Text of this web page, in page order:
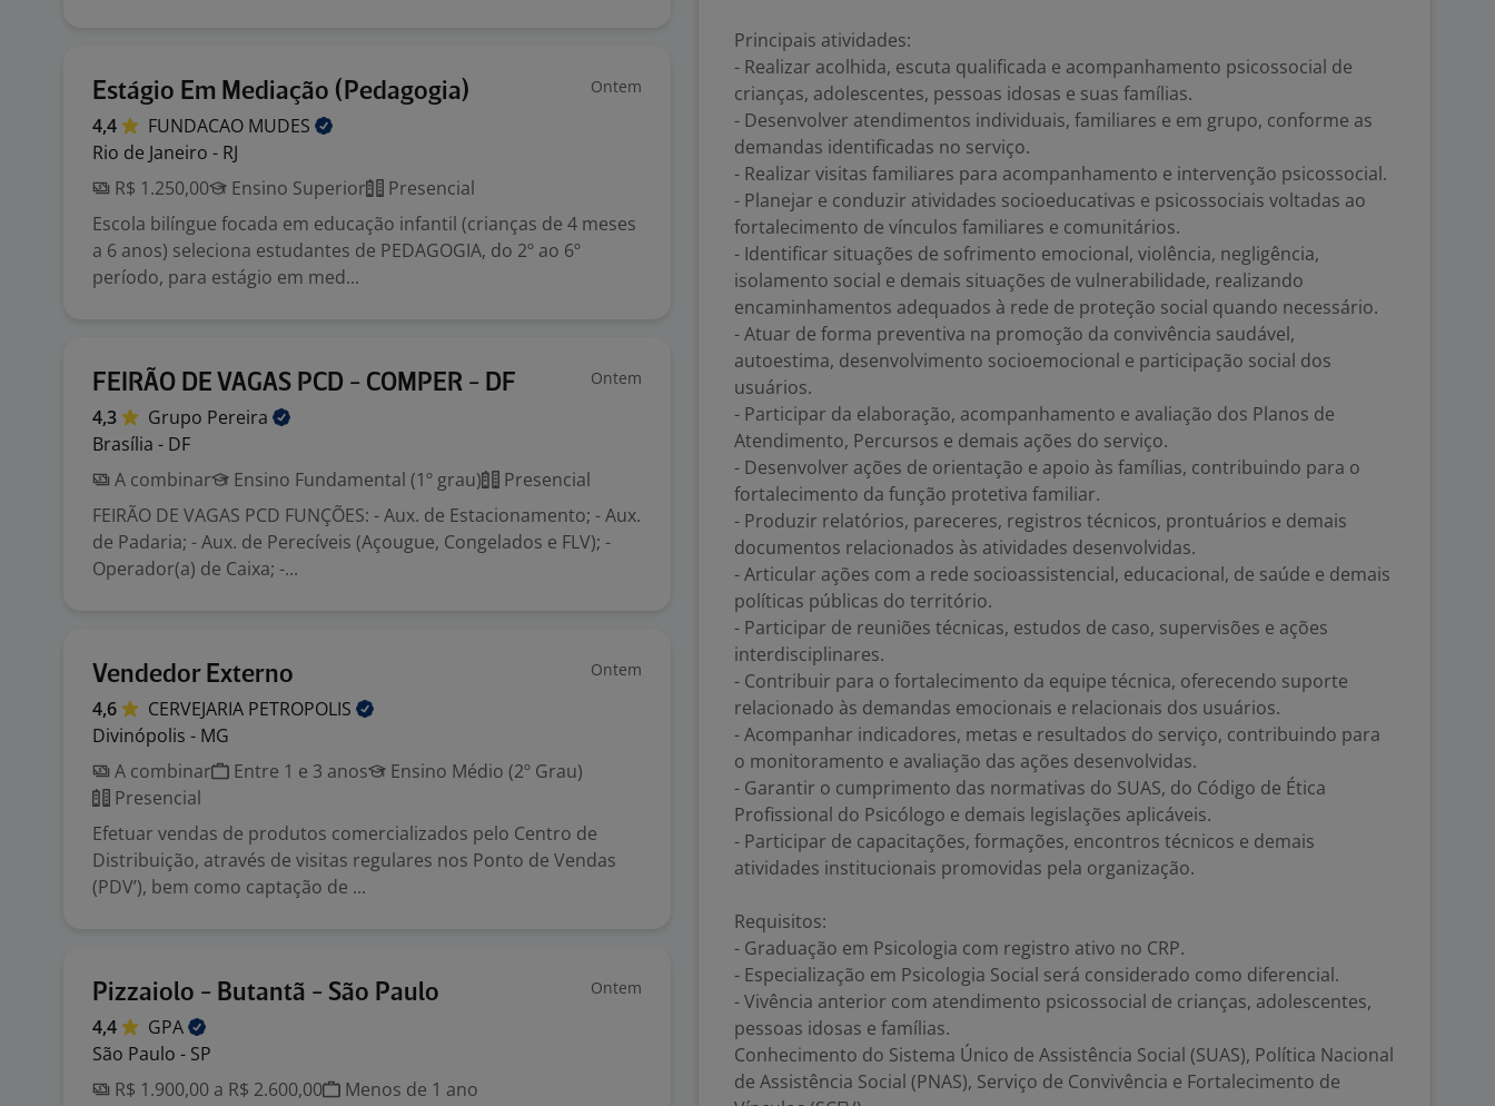
Estágio Em Mediação (Pedagogia) Ontem
4,4 FUNDACAO MUDES
Rio de Janeiro - RJ
R$ 1.250,00
Ensino Superior
Presencial
Escola bilíngue focada em educação infantil (crianças de 4 meses
a 6 anos) seleciona estudantes de PEDAGOGIA, do 2º ao 6º
período, para estágio em med...
FEIRÃO DE VAGAS PCD - COMPER - DF Ontem
4,3 Grupo Pereira
Brasília - DF
A combinar
Ensino Fundamental (1º grau)
Presencial
FEIRÃO DE VAGAS PCD FUNÇÕES: - Aux. de Estacionamento; - Aux.
de Padaria; - Aux. de Perecíveis (Açougue, Congelados e FLV); -
Operador(a) de Caixa; -...
Vendedor Externo Ontem
4,6 CERVEJARIA PETROPOLIS
Divinópolis - MG
A combinar
Entre 1 e 3 anos
Ensino Médio (2º Grau)
Presencial
Efetuar vendas de produtos comercializados pelo Centro de
Distribuição, através de visitas regulares nos Ponto de Vendas
(PDV’), bem como captação de ...
Pizzaiolo - Butantã - São Paulo Ontem
4,4
GPA
São Paulo - SP
R$ 1.900,00 a R$ 2.600,00
Menos de 1 ano
Principais atividades:
- Realizar acolhida, escuta qualificada e acompanhamento psicossocial de
crianças, adolescentes, pessoas idosas e suas famílias.
- Desenvolver atendimentos individuais, familiares e em grupo, conforme as
demandas identificadas no serviço.
- Realizar visitas familiares para acompanhamento e intervenção psicossocial.
- Planejar e conduzir atividades socioeducativas e psicossociais voltadas ao
fortalecimento de vínculos familiares e comunitários.
- Identificar situações de sofrimento emocional, violência, negligência,
isolamento social e demais situações de vulnerabilidade, realizando
encaminhamentos adequados à rede de proteção social quando necessário.
- Atuar de forma preventiva na promoção da convivência saudável,
autoestima, desenvolvimento socioemocional e participação social dos
usuários.
- Participar da elaboração, acompanhamento e avaliação dos Planos de
Atendimento, Percursos e demais ações do serviço.
- Desenvolver ações de orientação e apoio às famílias, contribuindo para o
fortalecimento da função protetiva familiar.
- Produzir relatórios, pareceres, registros técnicos, prontuários e demais
documentos relacionados às atividades desenvolvidas.
- Articular ações com a rede socioassistencial, educacional, de saúde e demais
políticas públicas do território.
- Participar de reuniões técnicas, estudos de caso, supervisões e ações
interdisciplinares.
- Contribuir para o fortalecimento da equipe técnica, oferecendo suporte
relacionado às demandas emocionais e relacionais dos usuários.
- Acompanhar indicadores, metas e resultados do serviço, contribuindo para
o monitoramento e avaliação das ações desenvolvidas.
- Garantir o cumprimento das normativas do SUAS, do Código de Ética
Profissional do Psicólogo e demais legislações aplicáveis.
- Participar de capacitações, formações, encontros técnicos e demais
atividades institucionais promovidas pela organização.
Requisitos:
- Graduação em Psicologia com registro ativo no CRP.
- Especialização em Psicologia Social será considerado como diferencial.
- Vivência anterior com atendimento psicossocial de crianças, adolescentes,
pessoas idosas e famílias.
Conhecimento do Sistema Único de Assistência Social (SUAS), Política Nacional
de Assistência Social (PNAS), Serviço de Convivência e Fortalecimento de